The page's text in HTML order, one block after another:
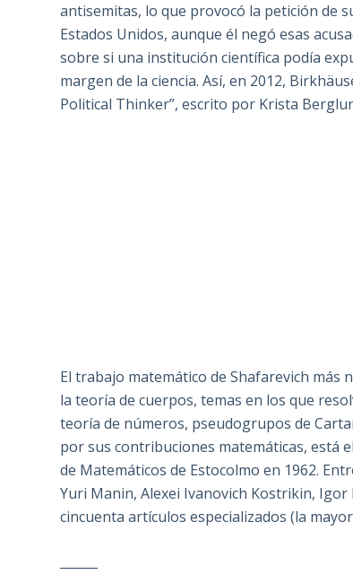
antisemitas, lo que provocó la petición de
Estados Unidos, aunque él negó esas
sobre si una institución científica podía
margen de la ciencia. Así, en 2012,
Political Thinker”, escrito por Krista
El trabajo matemático de Shafarevich más
la teoría de cuerpos, temas en los que
teoría de números, pseudogrupos de
por sus contribuciones matemáticas, está
de Matemáticos de Estocolmo en 1962.
Yuri Manin, Alexei Ivanovich Kostrikin,
cincuenta artículos especializados (la